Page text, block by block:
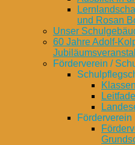
und Rosan
Unser
60 Jahre Adolf-
Förderverein /
Förderverein